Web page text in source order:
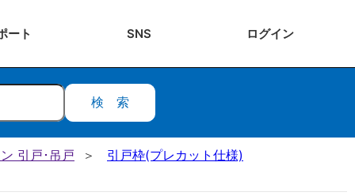
ート SNS ログイン
検索
引戸･吊戸 引戸枠(プレカット仕様)